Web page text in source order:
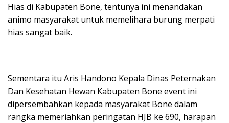
Hias di Kabupaten Bone, tentunya ini menandakan
animo masyarakat untuk memelihara burung merpati
hias sangat baik.
Sementara itu Aris Handono Kepala Dinas Peternakan
Dan Kesehatan Hewan Kabupaten Bone event ini
dipersembahkan kepada masyarakat Bone dalam
rangka memeriahkan peringatan HJB ke 690, harapan